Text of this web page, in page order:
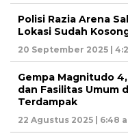
Polisi Razia Arena
Lokasi Sudah
20 September 2025 |
Gempa Magnitudo
dan Fasilitas Umum
Terdampak
22 Agustus 2025 | 6:48